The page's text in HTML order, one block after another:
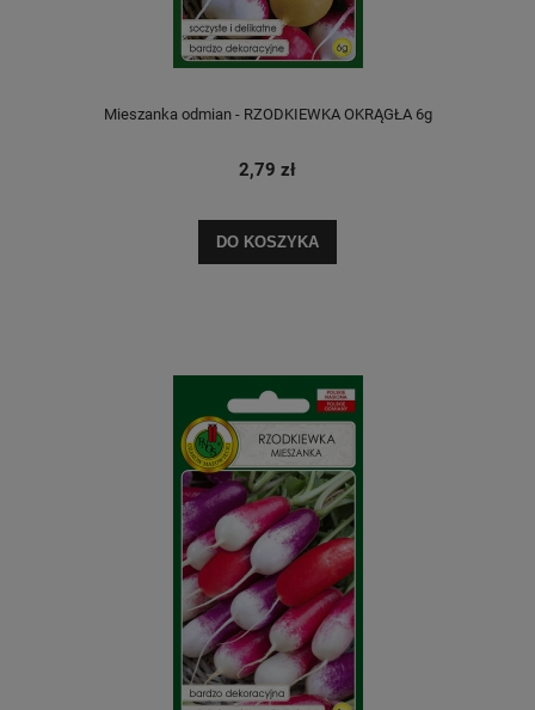
Mieszanka odmian - RZODKIEWKA OKRĄGŁA 6g
2,79 zł
DO KOSZYKA